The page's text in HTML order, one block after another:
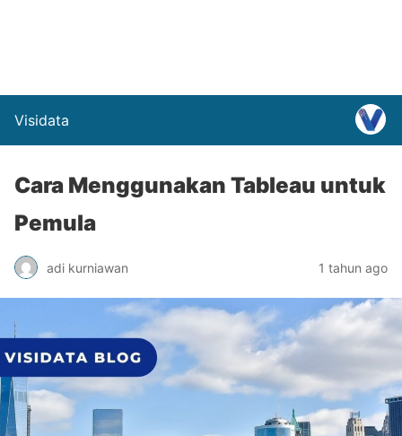
Visidata
Cara Menggunakan Tableau untuk
Pemula
adi kurniawan 1 tahun ago